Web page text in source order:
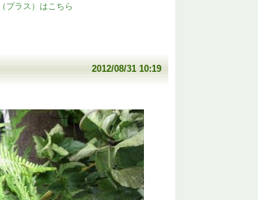
プラス）はこちら
2012/08/31 10:19